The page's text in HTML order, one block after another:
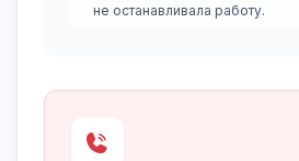
не останавливала работу.